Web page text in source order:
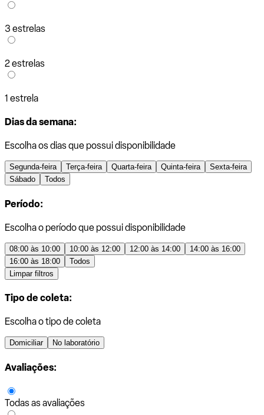
3 estrelas
2 estrelas
1 estrela
Dias da semana:
Escolha os dias que possui disponibilidade
Segunda-feira Terça-feira Quarta-feira Quinta-feira
Sexta-feira
Sábado
Todos
Período:
Escolha o período que possui disponibilidade
08:00 às 10:00 10:00 às 12:00 12:00 às 14:00
14:00 às 16:00
16:00 às 18:00
Todos
Limpar filtros
Tipo de coleta:
Escolha o tipo de coleta
Domiciliar No laboratório
Avaliações:
Todas as avaliações